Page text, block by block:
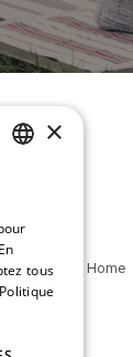
Footer
Home
GERMAN
×
tous